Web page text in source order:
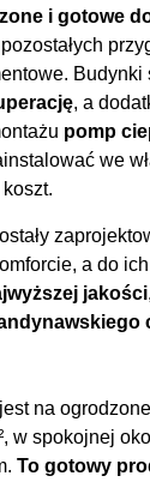
i gotowe
Budynki
, a
pomp
we
a do
jakości
na
w spokojnej
To gotowy